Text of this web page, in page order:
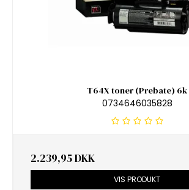
T64X toner (Prebate) 6k
0734646035828
2.239,95 DKK
VIS PRODUKT